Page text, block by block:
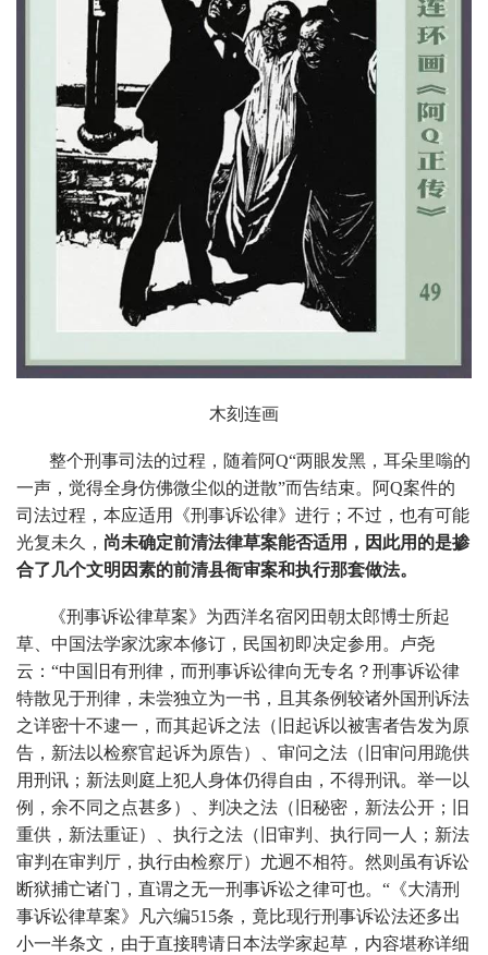
木刻连画
整个刑事司法的过程，随着阿Q“两眼发黑，耳朵里嗡的
一声，觉得全身仿佛微尘似的迸散”而告结束。阿Q案件的
司法过程，本应适用《刑事诉讼律》进行；不过，也有可能
光复未久， 尚未确定前清法律草案能否适用，因此用的是掺
合了几个文明因素的前清县衙审案和执行那套做法。
《刑事诉讼律草案》为西洋名宿冈田朝太郎博士所起
草、中国法学家沈家本修订，民国初即决定参用。卢尧
云：“中国旧有刑律，而刑事诉讼律向无专名？刑事诉讼律
特散见于刑律，未尝独立为一书，且其条例较诸外国刑诉法
之详密十不逮一，而其起诉之法（旧起诉以被害者告发为原
告，新法以检察官起诉为原告）、审问之法（旧审问用跪供
用刑讯；新法则庭上犯人身体仍得自由，不得刑讯。举一以
例，余不同之点甚多）、判决之法（旧秘密，新法公开；旧
重供，新法重证）、执行之法（旧审判、执行同一人；新法
审判在审判厅，执行由检察厅）尤迥不相符。然则虽有诉讼
断狱捕亡诸门，直谓之无一刑事诉讼之律可也。“《大清刑
事诉讼律草案》凡六编515条，竟比现行刑事诉讼法还多出
小一半条文，由于直接聘请日本法学家起草，内容堪称详细